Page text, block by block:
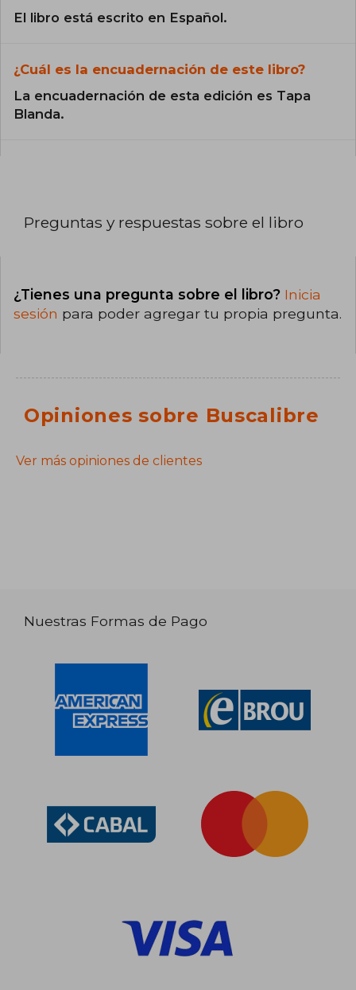
El libro está escrito en Español.
¿Cuál es la encuadernación de este libro?
La encuadernación de esta edición es Tapa
Blanda.
Preguntas y respuestas sobre el libro
¿Tienes una pregunta sobre el libro? Inicia
sesión para poder agregar tu propia pregunta.
Opiniones sobre Buscalibre
Ver más opiniones de clientes
Nuestras Formas de Pago